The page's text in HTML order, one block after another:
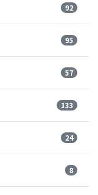
92
95
57
133
24
8